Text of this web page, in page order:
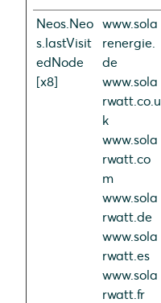
Neos.Neo
s.lastVisit
edNode
[x8]
www.sola
renergie.
de
www.sola
rwatt.co.u
k
www.sola
rwatt.co
m
www.sola
rwatt.de
www.sola
rwatt.es
www.sola
rwatt.fr